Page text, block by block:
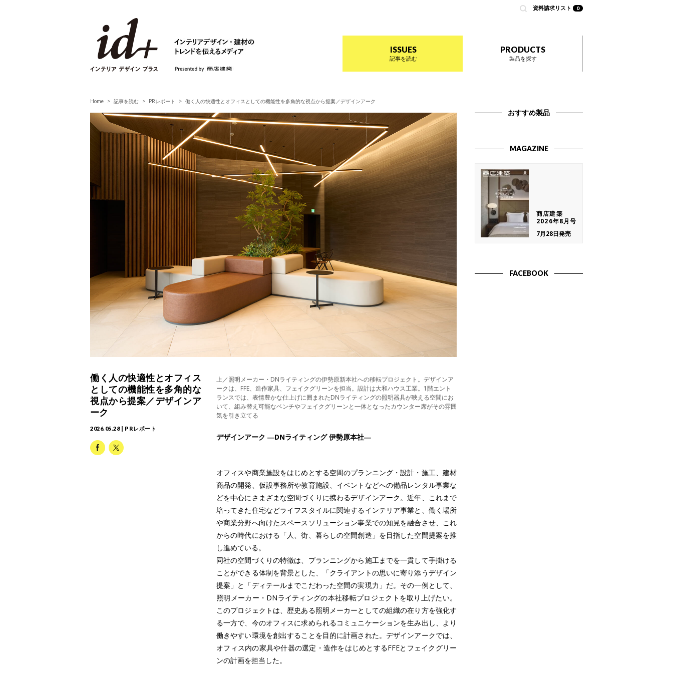
資料請求リスト 0
ISSUES
記事を読む
PRODUCTS
製品を探す
Home 記事を読む PRレポート 働く人の快適性とオフィスとしての機能性を多角的な視点から提案／デザインアーク
働く人の快適性とオフィス
としての機能性を多角的な
視点から提案／デザインア
ーク
2026.05.28 | PRレポート
上／照明メーカー・DNライティングの伊勢原新本社への移転プロジェクト。デザインア
ークは、FFE、造作家具、フェイクグリーンを担当。設計は大和ハウス工業。1階エント
ランスでは、表情豊かな仕上げに囲まれたDNライティングの照明器具が映える空間にお
いて、組み替え可能なベンチやフェイクグリーンと一体となったカウンター席がその雰囲
気を引き立てる
デザインアーク ―DNライティング 伊勢原本社―
オフィスや商業施設をはじめとする空間のプランニング・設計・施工、建材
商品の開発、仮設事務所や教育施設、イベントなどへの備品レンタル事業な
どを中心にさまざまな空間づくりに携わるデザインアーク。近年、これまで
培ってきた住宅などライフスタイルに関連するインテリア事業と、働く場所
や商業分野へ向けたスペースソリューション事業での知見を融合させ、これ
からの時代における「人、街、暮らしの空間創造」を目指した空間提案を推
し進めている。
同社の空間づくりの特徴は、プランニングから施工までを一貫して手掛ける
ことができる体制を背景とした、「クライアントの思いに寄り添うデザイン
提案」と「ディテールまでこだわった空間の実現力」だ。その一例として、
照明メーカー・DNライティングの本社移転プロジェクトを取り上げたい。
このプロジェクトは、歴史ある照明メーカーとしての組織の在り方を強化す
る一方で、今のオフィスに求められるコミュニケーションを生み出し、より
働きやすい環境を創出することを目的に計画された。デザインアークでは、
オフィス内の家具や什器の選定・造作をはじめとするFFEとフェイクグリー
ンの計画を担当した。
おすすめ製品
MAGAZINE
商店建築
2026年8月号
7月28日発売
FACEBOOK